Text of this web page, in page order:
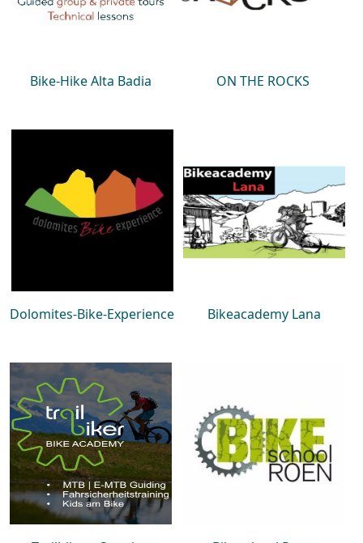
Bike-Hike Alta Badia ON THE ROCKS
Dolomites-Bike-Experience Bikeacademy Lana